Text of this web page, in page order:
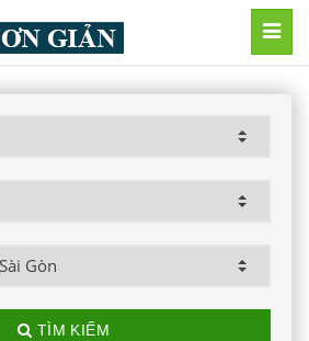
TÌM KIẾM